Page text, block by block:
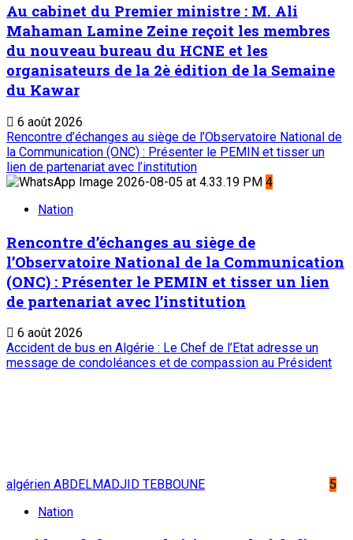
Au cabinet du Premier ministre : M. Ali
Mahaman Lamine Zeine reçoit les membres
du nouveau bureau du HCNE et les
organisateurs de la 2è édition de la Semaine
du Kawar
6 août 2026
Rencontre d’échanges au siège de l’Observatoire National de
la Communication (ONC) : Présenter le PEMIN et tisser un
lien de partenariat avec l’institution
4
Nation
Rencontre d’échanges au siège de
l’Observatoire National de la Communication
(ONC) : Présenter le PEMIN et tisser un lien
de partenariat avec l’institution
6 août 2026
Accident de bus en Algérie : Le Chef de l’Etat adresse un
message de condoléances et de compassion au Président
algérien ABDELMADJID TEBBOUNE
5
Nation